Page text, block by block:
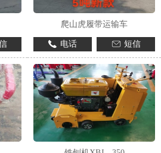
爬山虎履带运输车
电话 短信